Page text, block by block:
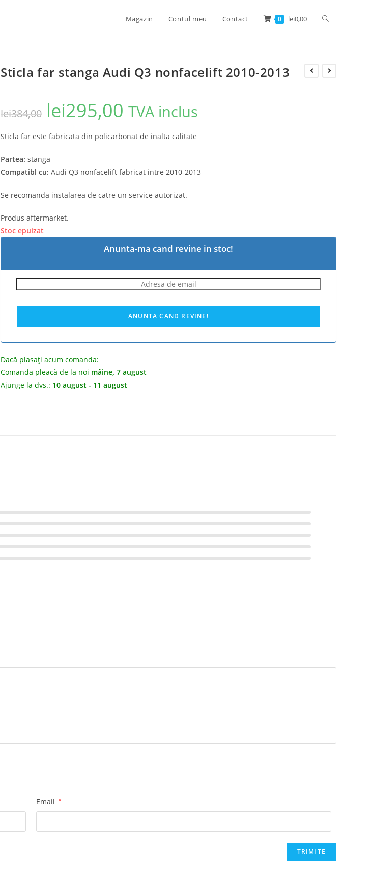
Magazin Contul meu Contact 0 lei0,00
Sticla far stanga Audi Q3 nonfacelift 2010-2013
lei384,00 lei295,00 TVA inclus
Sticla far este fabricata din policarbonat de inalta calitate
Partea: stanga
Compatibl cu: Audi Q3 nonfacelift fabricat intre 2010-2013
Se recomanda instalarea de catre un service autorizat.
Produs aftermarket.
Stoc epuizat
Anunta-ma cand revine in stoc!
Dacă plasați acum comanda:
Comanda pleacă de la noi mâine, 7 august
Ajunge la dvs.: 10 august - 11 august
Email *